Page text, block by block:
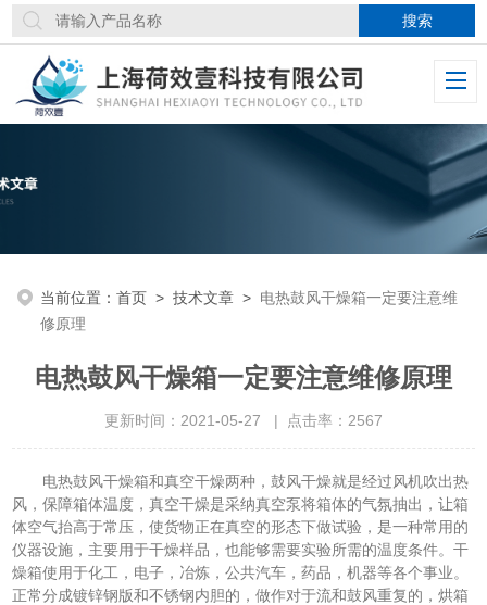
当前位置：首页 >技术文章 > 电热鼓风干燥箱一定要注意维
修原理
电热鼓风干燥箱一定要注意维修原理
更新时间：2021-05-27 | 点击率：2567
电热鼓风干燥箱和真空干燥两种，鼓风干燥就是经过风机吹出热
风，保障箱体温度，真空干燥是采纳真空泵将箱体的气氛抽出，让箱
体空气抬高于常压，使货物正在真空的形态下做试验，是一种常用的
仪器设施，主要用于干燥样品，也能够需要实验所需的温度条件。干
燥箱使用于化工，电子，冶炼，公共汽车，药品，机器等各个事业。
正常分成镀锌钢版和不锈钢内胆的，做作对于流和鼓风重复的，烘箱